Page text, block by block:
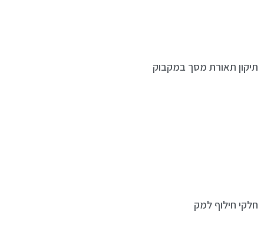
תיקון תאורת מסך במקבוק
חלקי חילוף למק